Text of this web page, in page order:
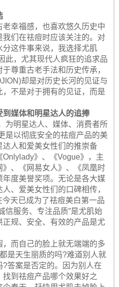
幸福感，也喜欢悠久历史中
们在祛痘时应该关注的。对
这件事来说，我选择尤肌
此，尤其现代人疯狂的追求品
尊重古老手法和历史传承，
却是对历史长河的见证与
不是对于拥有的见证，而是
媒体和明星达人的追捧
为明星达人、媒体、消费者所
是以彻底安全的祛痘产品的美
人和爱美女性们的推崇备
》、《Vogue》，主
、《网易女人》、《凤凰时
度美誉奖项。无论是各大媒
、爱美女性们的口碑相传，
今天已成为了祛痘美白第一品
信服务、专注品质”是尤肌始
规、安全、有效的产品是尤
而自己的脸上就无端端的多
是天生丽质的吗?难道别人就
答案是否定的。因为别人在
到祛痘产品哪个效果好之